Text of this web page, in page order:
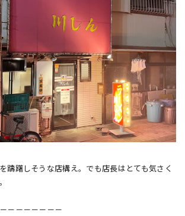
躊躇しそうな店構え。でも店長はとても気さく
－－－－－－－